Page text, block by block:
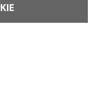
espresso V